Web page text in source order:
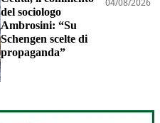
del sociologo
Ambrosini: “Su
Schengen scelte di
propaganda”